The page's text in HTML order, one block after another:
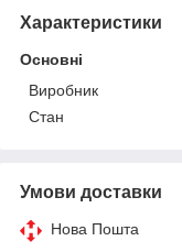
Характеристики
Основні
Виробник
Стан
Умови доставки
Нова Пошта